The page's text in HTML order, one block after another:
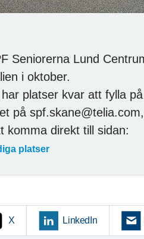
Seniorerna Lund
i oktober.
platser kvar att fylla
på
komma direkt till sidan:
platser
X LinkedIn